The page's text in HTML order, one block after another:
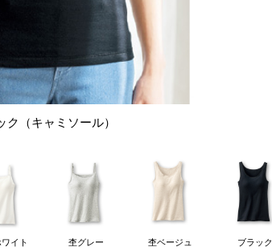
ク（キャミソール）
イト 杢グレー 杢ベージュ ブラック